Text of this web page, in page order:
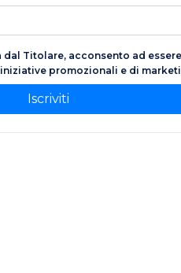
dal Titolare, acconsento ad
promozionali e di
Iscriviti